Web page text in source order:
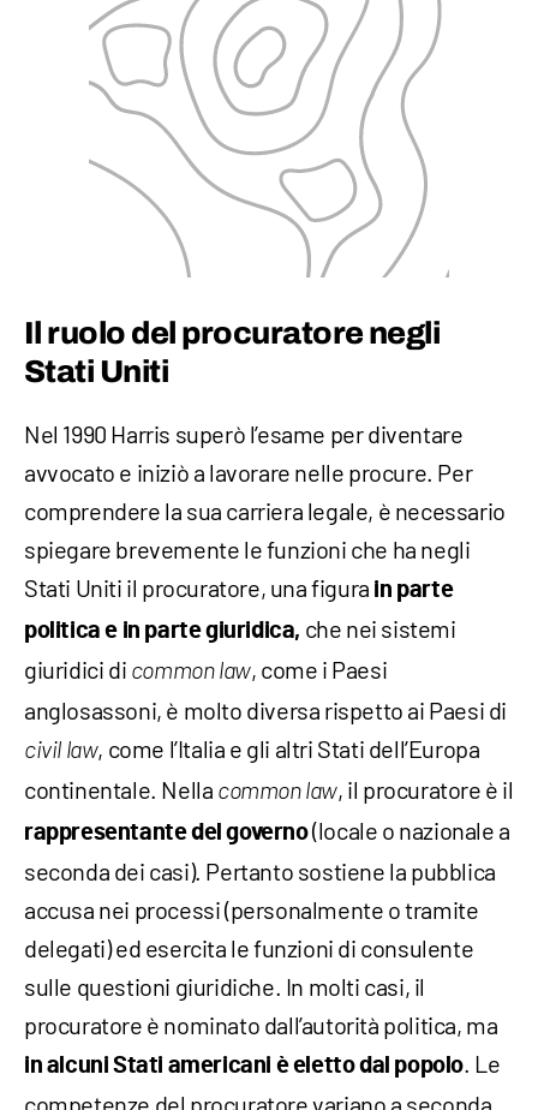
Il ruolo del procuratore negli
Stati Uniti
Nel 1990 Harris superò l’esame per diventare
avvocato e iniziò a lavorare nelle procure. Per
comprendere la sua carriera legale, è necessario
spiegare brevemente le funzioni che ha negli
Stati Uniti il procuratore, una figura in parte
politica e in parte giuridica, che nei sistemi
giuridici di common law, come i Paesi
anglosassoni, è molto diversa rispetto ai Paesi di
civil law, come l’Italia e gli altri Stati dell’Europa
continentale. Nella common law, il procuratore è il
rappresentante del governo(locale o nazionale a
seconda dei casi). Pertanto sostiene la pubblica
accusa nei processi (personalmente o tramite
delegati) ed esercita le funzioni di consulente
sulle questioni giuridiche. In molti casi, il
procuratore è nominato dall’autorità politica, ma
in alcuni Stati americani è eletto dal popolo. Le